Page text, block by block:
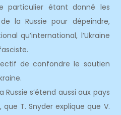
particulier étant donné les
la Russie pour dépeindre,
qu’international, l’Ukraine
de confondre le soutien
Russie s’étend aussi aux pays
T. Snyder explique que V.